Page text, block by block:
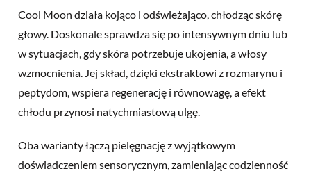
Cool Moon działa kojąco i odświeżająco, chłodząc skórę
głowy. Doskonale sprawdza się po intensywnym dniu lub
w sytuacjach, gdy skóra potrzebuje ukojenia, a włosy
wzmocnienia. Jej skład, dzięki ekstraktowi z rozmarynu i
peptydom, wspiera regenerację i równowagę, a efekt
chłodu przynosi natychmiastową ulgę.
Oba warianty łączą pielęgnację z wyjątkowym
doświadczeniem sensorycznym, zamieniając codzienność